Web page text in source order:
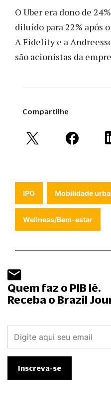
O Uber era dono de
diluído para 22% após
A Fidelity e a
são acionistas da
Compartilhe
IPO Mobilidade
Wellness/Bem-estar
Quem faz o PIB lê.
Receba o Brazil